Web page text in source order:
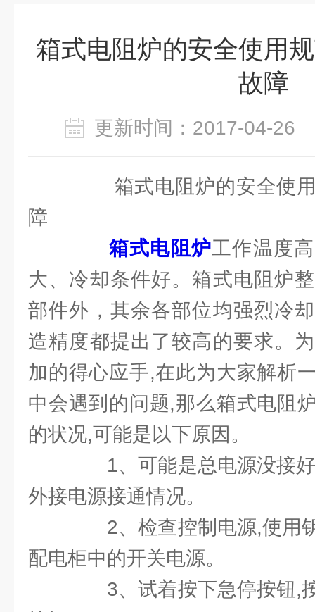
箱式电阻炉的安全使用
故障
更新时间：2017-04-
箱式电阻炉的安全使用
障
箱式电阻炉工作温度
大、冷却条件好。箱式电阻炉
部件外，其余各部位均强烈冷
造精度都提出了较高的要求。
加的得心应手,在此为大家解析
中会遇到的问题,那么箱式电阻
的状况,可能是以下原因。
1、可能是总电源没接好
外接电源接通情况。
2、检查控制电源,使用
配电柜中的开关电源。
3、试着按下急停按钮,